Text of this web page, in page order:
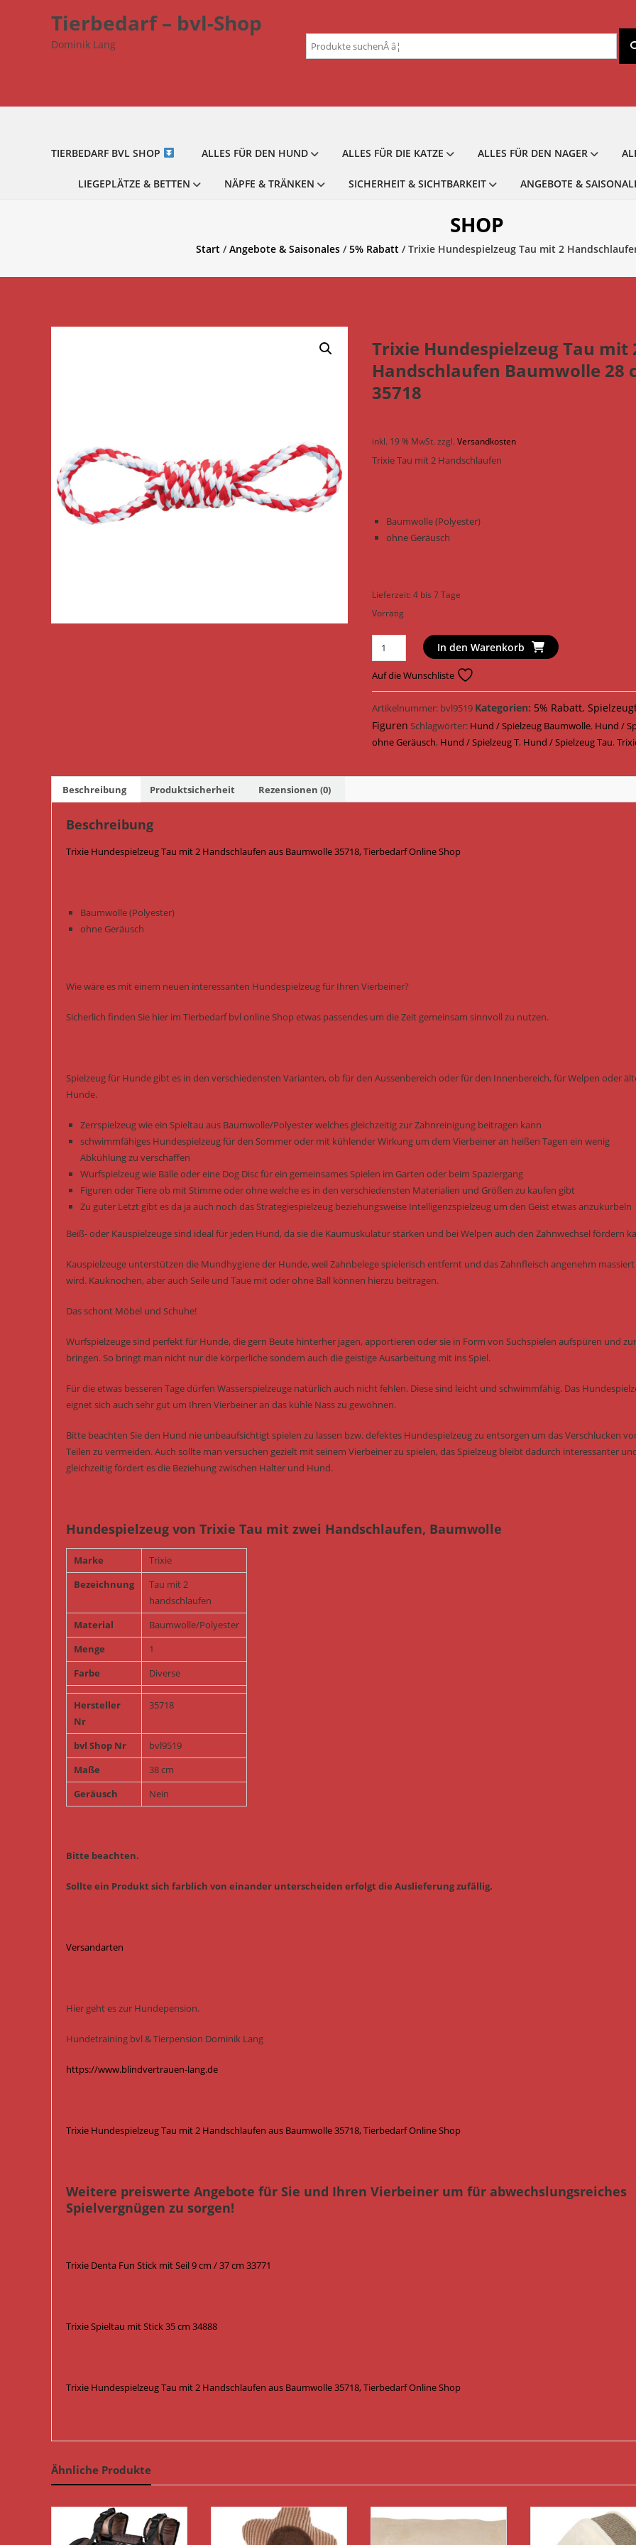
Tierbedarf – bvl-Shop
Dominik Lang
Suchen
nach:
TIERBEDARF BVL SHOP ALLES FÜR DEN HUND ALLES FÜR DIE KATZE ALLES FÜR DEN NAGER
LIEGEPLÄTZE & BETTEN NÄPFE & TRÄNKEN SICHERHEIT & SICHTBARKEIT ANGEBOTE &
SHOP
Start/Angebote & Saisonales/5% Rabatt/ Trixie Hundespielzeug Tau mit 2
Trixie Hundespielzeug Tau mit
Handschlaufen Baumwolle 28
35718
inkl. 19 % MwSt. zzgl.Versandkosten
Trixie Tau mit 2 Handschlaufen
Baumwolle (Polyester)
ohne Geräusch
Lieferzeit:4 bis 7 Tage
Vorrätig
Trixie
Hundespielzeug
Tau
mit
2
Handschlaufen
Baumwolle
Menge
In den Warenkorb
Auf die Wunschliste
Artikelnummer: bvl9519 Kategorien: 5% Rabatt,
Figuren Schlagwörter: Hund / Spielzeug Baumwolle, Hund /
ohne Geräusch, Hund / Spielzeug T, Hund / Spielzeug Tau,
Beschreibung Produktsicherheit Rezensionen (0)
Beschreibung
Trixie Hundespielzeug Tau mit 2 Handschlaufen aus Baumwolle 35718, Tierbedarf Online Shop
Baumwolle (Polyester)
ohne Geräusch
Wie wäre es mit einem neuen interessanten Hundespielzeug für Ihren Vierbeiner?
Sicherlich finden Sie hier im Tierbedarf bvl online Shop etwas passendes um die Zeit gemeinsam sinnvoll zu nutzen.
Spielzeug für Hunde gibt es in den verschiedensten Varianten, ob für den Aussenbereich oder für den Innenbereich, für Welpen oder
Hunde.
Zerrspielzeug wie ein Spieltau aus Baumwolle/Polyester welches gleichzeitig zur Zahnreinigung beitragen kann
schwimmfähiges Hundespielzeug für den Sommer oder mit kühlender Wirkung um dem Vierbeiner an heißen Tagen ein wenig
Abkühlung zu verschaffen
Wurfspielzeug wie Bälle oder eine Dog Disc für ein gemeinsames Spielen im Garten oder beim Spaziergang
Figuren oder Tiere ob mit Stimme oder ohne welche es in den verschiedensten Materialien und Größen zu kaufen gibt
Zu guter Letzt gibt es da ja auch noch das Strategiespielzeug beziehungsweise Intelligenzspielzeug um den Geist etwas anzukurbeln
Beiß- oder Kauspielzeuge sind ideal für jeden Hund, da sie die Kaumuskulatur stärken und bei Welpen auch den Zahnwechsel fördern
Kauspielzeuge unterstützen die Mundhygiene der Hunde, weil Zahnbelege spielerisch entfernt und das Zahnfleisch angenehm massiert
wird. Kauknochen, aber auch Seile und Taue mit oder ohne Ball können hierzu beitragen.
Das schont Möbel und Schuhe!
Wurfspielzeuge sind perfekt für Hunde, die gern Beute hinterher jagen, apportieren oder sie in Form von Suchspielen aufspüren und
bringen. So bringt man nicht nur die körperliche sondern auch die geistige Ausarbeitung mit ins Spiel.
Für die etwas besseren Tage dürfen Wasserspielzeuge natürlich auch nicht fehlen. Diese sind leicht und schwimmfähig. Das
eignet sich auch sehr gut um Ihren Vierbeiner an das kühle Nass zu gewöhnen.
Bitte beachten Sie den Hund nie unbeaufsichtigt spielen zu lassen bzw. defektes Hundespielzeug zu entsorgen um das Verschlucken
Teilen zu vermeiden. Auch sollte man versuchen gezielt mit seinem Vierbeiner zu spielen, das Spielzeug bleibt dadurch interessanter
gleichzeitig fördert es die Beziehung zwischen Halter und Hund.
Hundespielzeug von Trixie Tau mit zwei Handschlaufen, Baumwolle
Marke
Trixie
Bezeichnung
Tau mit 2
handschlaufen
Material
Baumwolle/Polyester
Menge
1
Farbe
Diverse
Hersteller
Nr
35718
bvl Shop Nr
bvl9519
Maße
38 cm
Geräusch
Nein
Bitte beachten.
Sollte ein Produkt sich farblich von einander unterscheiden erfolgt die Auslieferung zufällig.
Versandarten
Hier geht es zur Hundepension.
Hundetraining bvl & Tierpension Dominik Lang
https://www.blindvertrauen-lang.de
Trixie Hundespielzeug Tau mit 2 Handschlaufen aus Baumwolle 35718, Tierbedarf Online Shop
Weitere preiswerte Angebote für Sie und Ihren Vierbeiner um für abwechslungsreiches
Spielvergnügen zu sorgen!
Trixie Denta Fun Stick mit Seil 9 cm / 37 cm 33771
Trixie Spieltau mit Stick 35 cm 34888
Trixie Hundespielzeug Tau mit 2 Handschlaufen aus Baumwolle 35718, Tierbedarf Online Shop
Ähnliche Produkte